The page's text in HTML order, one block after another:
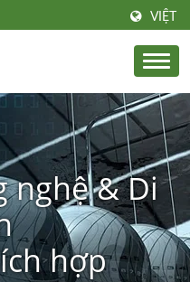
VIỆT
nghệ & Di
hợp